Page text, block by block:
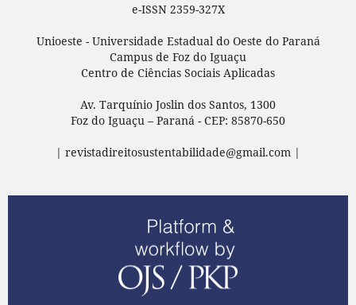
e-ISSN 2359-327X
Unioeste - Universidade Estadual do Oeste do Paraná
Campus de Foz do Iguaçu
Centro de Ciências Sociais Aplicadas
Av. Tarquínio Joslin dos Santos, 1300
Foz do Iguaçu – Paraná - CEP: 85870-650
| revistadireitosustentabilidade@gmail.com |